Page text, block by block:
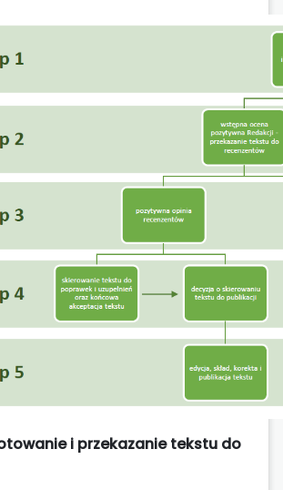
i przekazanie tekstu do